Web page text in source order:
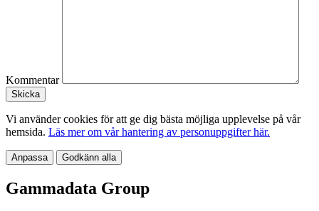
Kommentar
Vi använder cookies för att ge dig bästa möjliga upplevelse på vår
hemsida. Läs mer om vår hantering av personuppgifter här.
Anpassa Godkänn alla
Gammadata Group